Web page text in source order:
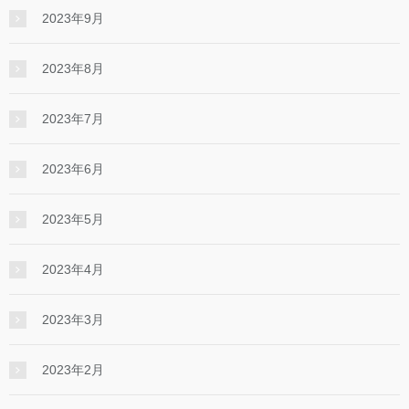
2023年9月
2023年8月
2023年7月
2023年6月
2023年5月
2023年4月
2023年3月
2023年2月